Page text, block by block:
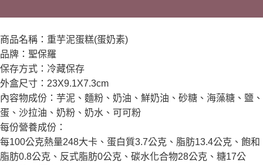
商品名稱：重芋泥蛋糕(蛋奶素)
品牌：聖保羅
保存方式：冷藏保存
外盒尺寸：23X9.1X7.3cm
內容物成份：芋泥、麵粉、奶油、鮮奶油、砂糖、海藻糖、鹽、
蛋、沙拉油、奶粉、奶水、可可粉
每份營養成份：
每100公克熱量248大卡、蛋白質3.7公克、脂肪13.4公克、飽和
脂肪0.8公克、反式脂肪0公克、碳水化合物28公克、糖17公